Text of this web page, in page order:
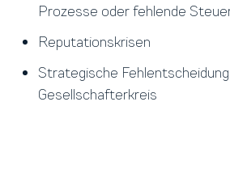
Prozesse oder fehlende
Reputationskrisen
Strategische
Gesellschafterkreis